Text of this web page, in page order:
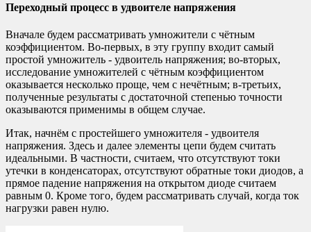
Переходный процесс в удвоителе напряжения
Вначале будем рассматривать умножители с чётным
коэффициентом. Во-первых, в эту группу входит самый
простой умножитель - удвоитель напряжения; во-вторых,
исследование умножителей с чётным коэффициентом
оказывается несколько проще, чем с нечётным; в-третьих,
полученные результаты с достаточной степенью точности
оказываются применимы в общем случае.
Итак, начнём с простейшего умножителя - удвоителя
напряжения. Здесь и далее элементы цепи будем считать
идеальными. В частности, считаем, что отсутствуют токи
утечки в конденсаторах, отсутствуют обратные токи диодов, а
прямое падение напряжения на открытом диоде считаем
равным 0. Кроме того, будем рассматривать случай, когда ток
нагрузки равен нулю.